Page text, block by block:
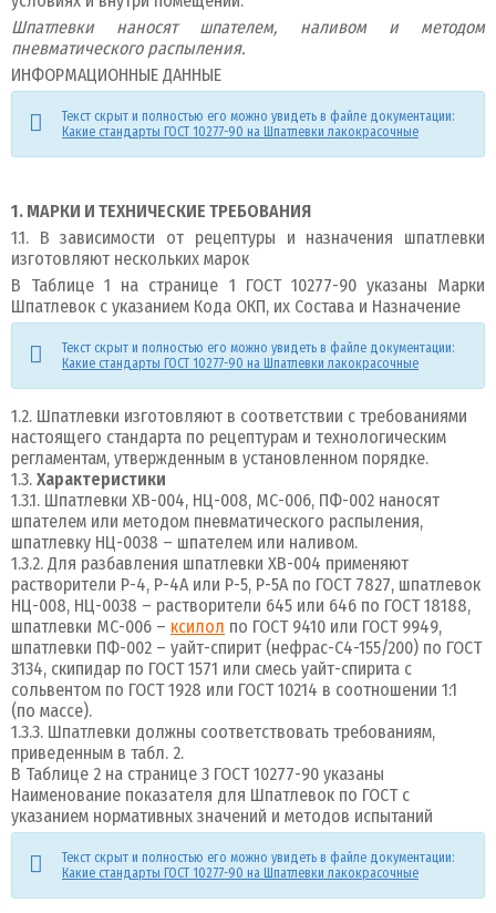
Шпатлевки наносят шпателем, наливом и методом
пневматического распыления.
ИНФОРМАЦИОННЫЕ ДАННЫЕ
Текст скрыт и полностью его можно увидеть в файле документации:
Какие стандарты ГОСТ 10277-90 на Шпатлевки лакокрасочные
1. МАРКИ И ТЕХНИЧЕСКИЕ ТРЕБОВАНИЯ
1.1. В зависимости от рецептуры и назначения шпатлевки
изготовляют нескольких марок
В Таблице 1 на странице 1 ГОСТ 10277-90 указаны Марки
Шпатлевок с указанием Кода ОКП, их Состава и Назначение
Текст скрыт и полностью его можно увидеть в файле документации:
Какие стандарты ГОСТ 10277-90 на Шпатлевки лакокрасочные
1.2. Шпатлевки изготовляют в соответствии с требованиями
настоящего стандарта по рецептурам и технологическим
регламентам, утвержденным в установленном порядке.
1.3. Характеристики
1.3.1. Шпатлевки ХВ-004, НЦ-008, МС-006, ПФ-002 наносят
шпателем или методом пневматического распыления,
шпатлевку НЦ-0038 – шпателем или наливом.
1.3.2. Для разбавления шпатлевки ХВ-004 применяют
растворители P-4, Р-4А или P-5, Р-5А по ГОСТ 7827, шпатлевок
НЦ-008, НЦ-0038 – растворители 645 или 646 по ГОСТ 18188,
шпатлевки МС-006 – ксилол по ГОСТ 9410 или ГОСТ 9949,
шпатлевки ПФ-002 – уайт-спирит (нефрас-С4-155/200) по ГОСТ
3134, скипидар по ГОСТ 1571 или смесь уайт-спирита с
сольвентом по ГОСТ 1928 или ГОСТ 10214 в соотношении 1:1
(по массе).
1.3.3. Шпатлевки должны соответствовать требованиям,
приведенным в табл. 2.
В Таблице 2 на странице 3 ГОСТ 10277-90 указаны
Наименование показателя для Шпатлевок по ГОСТ с
указанием нормативных значений и методов испытаний
Текст скрыт и полностью его можно увидеть в файле документации:
Какие стандарты ГОСТ 10277-90 на Шпатлевки лакокрасочные